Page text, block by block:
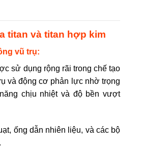
titan và titan hợp kim
vũ trụ:
sử dụng rộng rãi trong chế tạo
và động cơ phản lực nhờ trọng
chịu nhiệt và độ bền vượt
ống dẫn nhiên liệu, và các bộ